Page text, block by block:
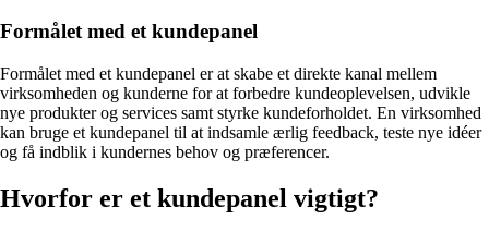
Formålet med et kundepanel
Formålet med et kundepanel er at skabe et direkte kanal mellem
virksomheden og kunderne for at forbedre kundeoplevelsen, udvikle
nye produkter og services samt styrke kundeforholdet. En virksomhed
kan bruge et kundepanel til at indsamle ærlig feedback, teste nye idéer
og få indblik i kundernes behov og præferencer.
Hvorfor er et kundepanel vigtigt?